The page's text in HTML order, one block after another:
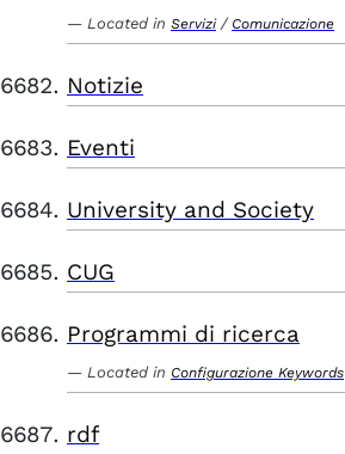
Located in Servizi / Comunicazione
Notizie
Eventi
University and Society
CUG
Programmi di ricerca
Located in Configurazione Keywords
rdf